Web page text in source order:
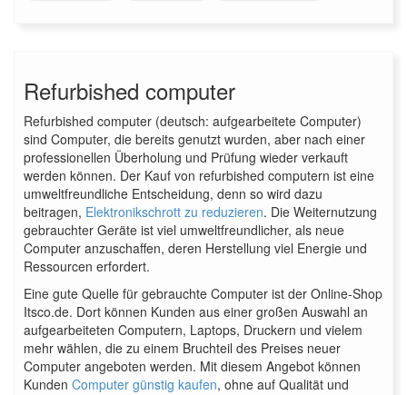
Refurbished computer
Refurbished computer (deutsch: aufgearbeitete Computer)
sind Computer, die bereits genutzt wurden, aber nach einer
professionellen Überholung und Prüfung wieder verkauft
werden können. Der Kauf von refurbished computern ist eine
umweltfreundliche Entscheidung, denn so wird dazu
beitragen, Elektronikschrott zu reduzieren. Die Weiternutzung
gebrauchter Geräte ist viel umweltfreundlicher, als neue
Computer anzuschaffen, deren Herstellung viel Energie und
Ressourcen erfordert.
Eine gute Quelle für gebrauchte Computer ist der Online-Shop
Itsco.de. Dort können Kunden aus einer großen Auswahl an
aufgearbeiteten Computern, Laptops, Druckern und vielem
mehr wählen, die zu einem Bruchteil des Preises neuer
Computer angeboten werden. Mit diesem Angebot können
Kunden Computer günstig kaufen, ohne auf Qualität und